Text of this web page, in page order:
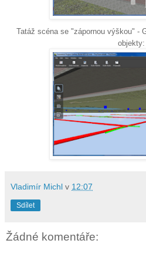
Tatáž scéna se "zápornou výškou" -
objekty:
Vladimír Michl v 12:07
Sdílet
Žádné komentáře: